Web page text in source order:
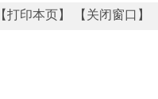
【打印本页】 【关闭窗口】